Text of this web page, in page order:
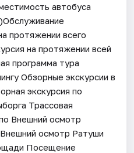
автобуса
протяжении всего
на протяжении всей
программа тура
Обзорные экскурсии в
экскурсия по
Трассовая
Внешний осмотр
осмотр Ратуши
Посещение